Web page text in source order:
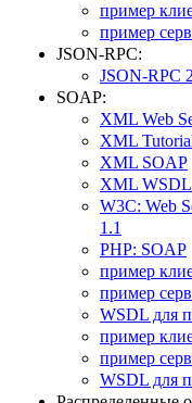
пример
пример
JSON-RPC:
JSON-RPC
SOAP:
XML Web
XML
XML SOAP
XML WSDL
W3C: Web
1.1
PHP: SOAP
пример
пример
WSDL для
пример
пример
WSDL для